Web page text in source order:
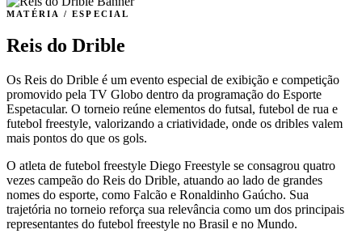
MATÉRIA / ESPECIAL
Reis do Drible
Os Reis do Drible é um evento especial de exibição e competição
promovido pela TV Globo dentro da programação do Esporte
Espetacular. O torneio reúne elementos do futsal, futebol de rua e
futebol freestyle, valorizando a criatividade, onde os dribles valem
mais pontos do que os gols.
O atleta de futebol freestyle Diego Freestyle se consagrou quatro
vezes campeão do Reis do Drible, atuando ao lado de grandes
nomes do esporte, como Falcão e Ronaldinho Gaúcho. Sua
trajetória no torneio reforça sua relevância como um dos principais
representantes do futebol freestyle no Brasil e no Mundo.